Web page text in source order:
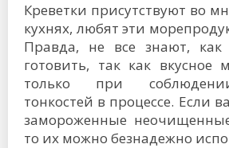
Креветки присутствуют во
кухнях, любят эти
Правда, не все знают,
готовить, так как вкусное
только при
тонкостей в процессе. Если
замороженные
то их можно безнадежно